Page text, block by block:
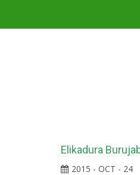
Elikadura
2015 - OCT - 24